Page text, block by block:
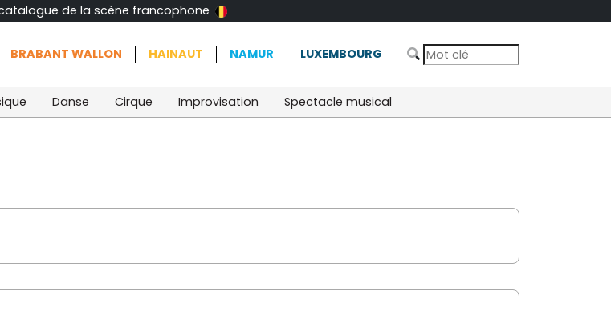
de la scène francophone
BRABANT WALLON HAINAUT NAMUR LUXEMBOURG
Danse Cirque Improvisation Spectacle musical